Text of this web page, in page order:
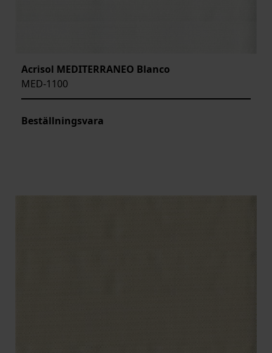
Acrisol MEDITERRANEO Blanco
MED-1100
Beställningsvara